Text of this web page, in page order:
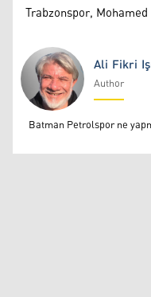
Trabzonspor,
Ali Fikri Işık
Ali Fikri
Author
Batman Petrolspor ne